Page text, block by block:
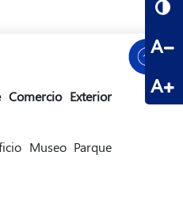
A
A
Comercio Exterior
Museo Parque